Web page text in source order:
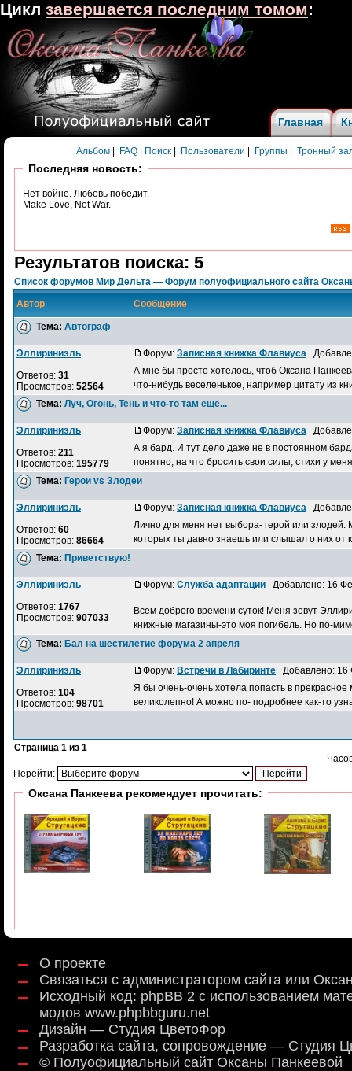
Главная
Альбом FAQ Поиск Пользователи Группы Тронный
Последняя новость:
Нет войне. Любовь победит.
Make Love, Not War.
Результатов поиска: 5
Список форумов Мир Дельта — Форум полуофициального сайта
Автор
Сообщение
Тема: Автограф
Эллириниэль
Ответов: 31
Просмотров: 52564
Форум: Записная книжка Флавиуса
А мне бы просто хотелось, чтоб Оксана
что-нибудь веселенькое, например цитату из
Тема: Луч, Огонь, Тень и что-то там еще...
Эллириниэль
Ответов: 211
Просмотров: 195779
Форум: Записная книжка Флавиуса
А я бард. И тут дело даже не в постоянном
понятно, на что бросить свои силы, стихи у
Тема: Герои vs Злодеи
Эллириниэль
Ответов: 60
Просмотров: 86664
Форум: Записная книжка Флавиуса
Лично для меня нет выбора- герой или злодей.
которых ты давно знаешь или слышал о них от
Тема: Приветствую!
Эллириниэль
Ответов: 1767
Просмотров: 907033
Форум: Служба адаптации Добавлено: 16
Всем доброго времени суток! Меня зовут
книжные магазины-это моя погибель. Но по-
Тема: Бал на шестилетие форума 2 апреля
Эллириниэль
Ответов: 104
Просмотров: 98701
Форум: Встречи в Лабиринте Добавлено:
Я бы очень-очень хотела попасть в прекрасное
великолепно! А можно по- подробнее как-то
Страница 1 из 1
Перейти:
Оксана Панкеева рекомендует прочитать:
О проекте
Связаться с администратором сайта или
Исходный код: phpBB 2 с использованием
модов www.phpbbguru.net
Дизайн — Студия ЦветоФор
Разработка сайта, сопровождение — Студия
© Полуофициальный сайт Оксаны Панкеевой
Цикл завершается последним томом: